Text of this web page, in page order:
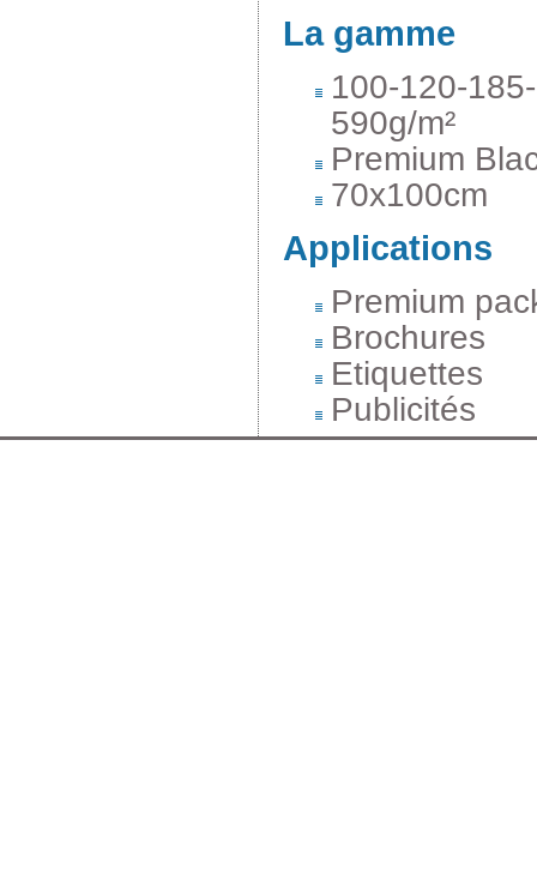
La gamme
100-120-
590g/m²
Premium
70x100cm
Applications
Premium
Brochures
Etiquettes
Publicités